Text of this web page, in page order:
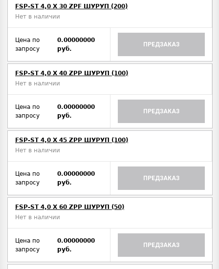
FSP-ST 4,0 X 30 ZPF ШУРУП (200)
Нет в наличии
Цена по
запросу
0.00000000
руб.
ПРЕДЗАКАЗ
FSP-ST 4,0 X 40 ZPP ШУРУП (100)
Нет в наличии
Цена по
запросу
0.00000000
руб.
ПРЕДЗАКАЗ
FSP-ST 4,0 X 45 ZPP ШУРУП (100)
Нет в наличии
Цена по
запросу
0.00000000
руб.
ПРЕДЗАКАЗ
FSP-ST 4,0 X 60 ZPP ШУРУП (50)
Нет в наличии
Цена по
запросу
0.00000000
руб.
ПРЕДЗАКАЗ